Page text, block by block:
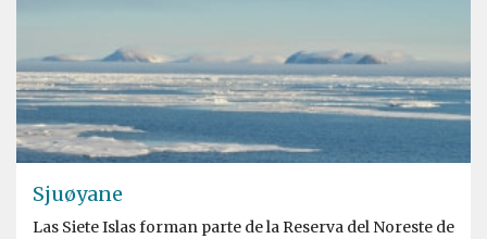
Sjuøyane
Las Siete Islas forman parte de la Reserva del Noreste de